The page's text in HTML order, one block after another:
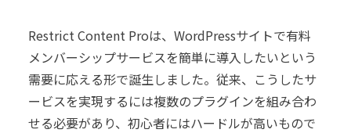
Restrict Content Proは、WordPressサイトで有料
メンバーシップサービスを簡単に導入したいという
需要に応える形で誕生しました。従来、こうしたサ
ービスを実現するには複数のプラグインを組み合わ
せる必要があり、初心者にはハードルが高いもので